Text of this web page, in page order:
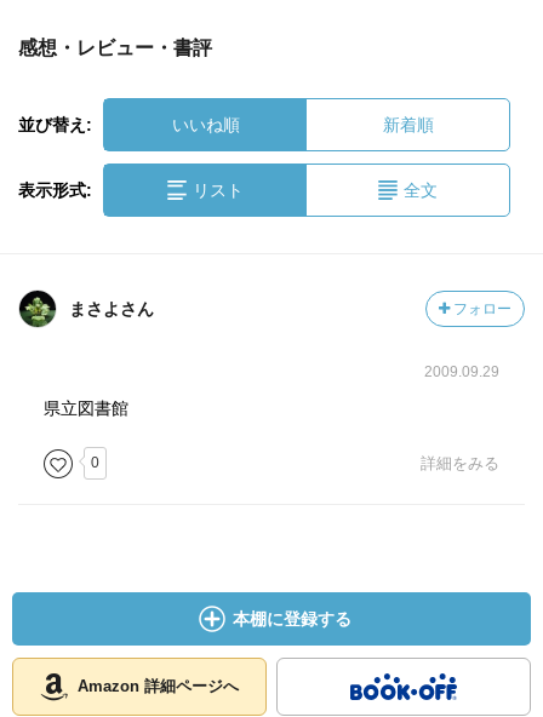
感想・レビュー・書評
並び替え: いいね順 新着順
表示形式: リスト 全文
まさよさん フォロー
2009.09.29
県立図書館
0 詳細をみる
本棚に登録する
Amazon 詳細ページへ